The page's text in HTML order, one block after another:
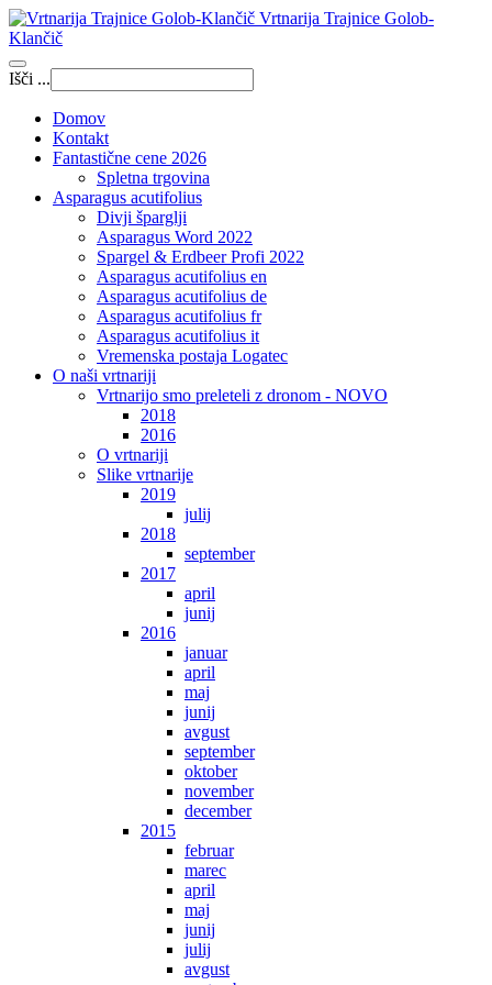
Vrtnarija Trajnice Golob-
Klančič
Išči ...
Domov
Kontakt
Fantastične cene 2026
Spletna trgovina
Asparagus acutifolius
Divji šparglji
Asparagus Word 2022
Spargel & Erdbeer Profi 2022
Asparagus acutifolius en
Asparagus acutifolius de
Asparagus acutifolius fr
Asparagus acutifolius it
Vremenska postaja Logatec
O naši vrtnariji
Vrtnarijo smo preleteli z dronom - NOVO
2018
2016
O vrtnariji
Slike vrtnarije
2019
julij
2018
september
2017
april
junij
2016
januar
april
maj
junij
avgust
september
oktober
november
december
2015
februar
marec
april
maj
junij
julij
avgust